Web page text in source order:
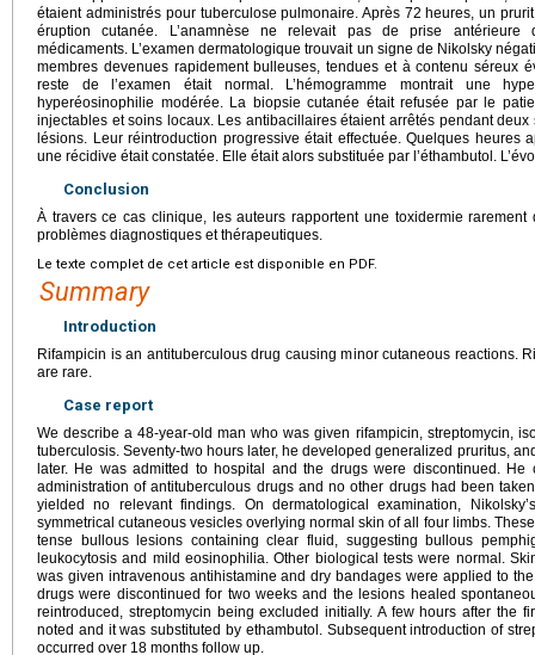
étaient administrés pour tuberculose pulmonaire. Après 72 heures, un
éruption cutanée. L’anamnèse ne relevait pas de prise antérieure
médicaments. L’examen dermatologique trouvait un signe de Nikolsky
membres devenues rapidement bulleuses, tendues et à contenu séreux
reste de l’examen était normal. L’hémogramme montrait une
hyperéosinophilie modérée. La biopsie cutanée était refusée par le
injectables et soins locaux. Les antibacillaires étaient arrêtés pendant
lésions. Leur réintroduction progressive était effectuée. Quelques heures
une récidive était constatée. Elle était alors substituée par l’éthambutol.
Conclusion
À travers ce cas clinique, les auteurs rapportent une toxidermie
problèmes diagnostiques et thérapeutiques.
Le texte complet de cet article est disponible en PDF.
Summary
Introduction
Rifampicin is an antituberculous drug causing minor cutaneous reactions.
are rare.
Case report
We describe a 48-year-old man who was given rifampicin, streptomycin,
tuberculosis. Seventy-two hours later, he developed generalized pruritus,
later. He was admitted to hospital and the drugs were discontinued.
administration of antituberculous drugs and no other drugs had been
yielded no relevant findings. On dermatological examination,
symmetrical cutaneous vesicles overlying normal skin of all four limbs.
tense bullous lesions containing clear fluid, suggesting bullous
leukocytosis and mild eosinophilia. Other biological tests were normal.
was given intravenous antihistamine and dry bandages were applied to
drugs were discontinued for two weeks and the lesions healed
reintroduced, streptomycin being excluded initially. A few hours after the
noted and it was substituted by ethambutol. Subsequent introduction of
occurred over 18 months follow up.